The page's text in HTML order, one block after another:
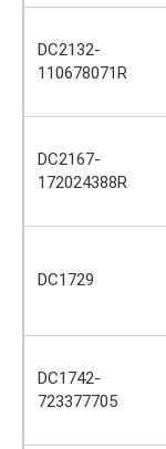
DC2132-
110678071R
DC2167-
172024388R
DC1729
DC1742-
723377705